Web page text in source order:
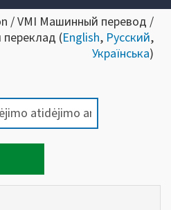
/ VMI Машинный перевод /
(English, Русский,
Українська)